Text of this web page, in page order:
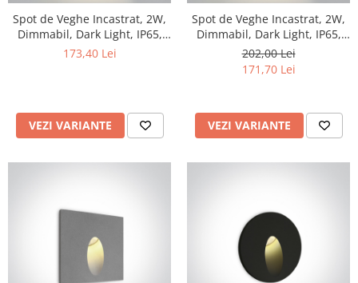
Spot de Veghe Incastrat, 2W,
Dimmabil, Dark Light, IP65,
Lungime 50mm x Latime
173,40 Lei
VEZI VARIANTE
Spot de Veghe Incastrat, 2W,
Dimmabil, Dark Light, IP65,
IK08
202,00 Lei
171,70 Lei
VEZI VARIANTE